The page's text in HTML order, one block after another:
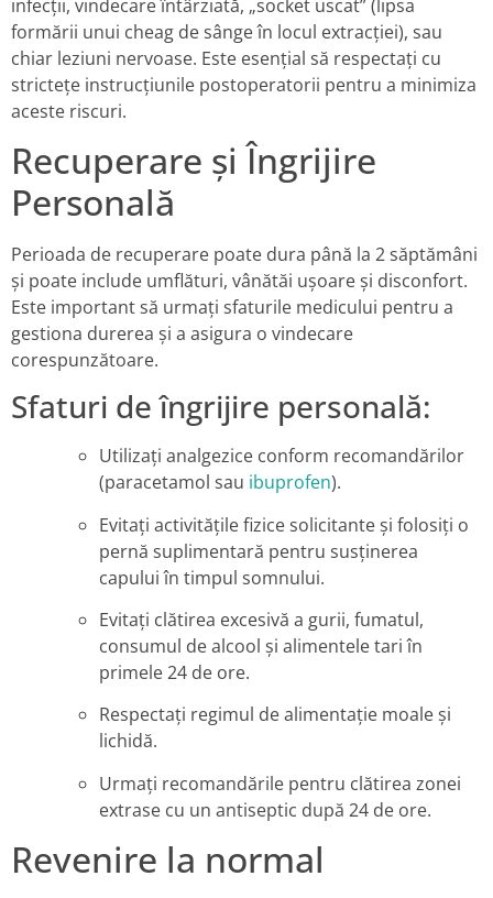
infecții, vindecare întârziată, „socket uscat” (lipsa
formării unui cheag de sânge în locul extracției), sau
chiar leziuni nervoase. Este esențial să respectați cu
strictețe instrucțiunile postoperatorii pentru a minimiza
aceste riscuri.
Recuperare și Îngrijire
Personală
Perioada de recuperare poate dura până la 2 săptămâni
și poate include umflături, vânătăi ușoare și disconfort.
Este important să urmați sfaturile medicului pentru a
gestiona durerea și a asigura o vindecare
corespunzătoare.
Sfaturi de îngrijire personală:
Utilizați analgezice conform recomandărilor
(paracetamol sau ibuprofen).
Evitați activitățile fizice solicitante și folosiți o
pernă suplimentară pentru susținerea
capului în timpul somnului.
Evitați clătirea excesivă a gurii, fumatul,
consumul de alcool și alimentele tari în
primele 24 de ore.
Respectați regimul de alimentație moale și
lichidă.
Urmați recomandările pentru clătirea zonei
extrase cu un antiseptic după 24 de ore.
Revenire la normal